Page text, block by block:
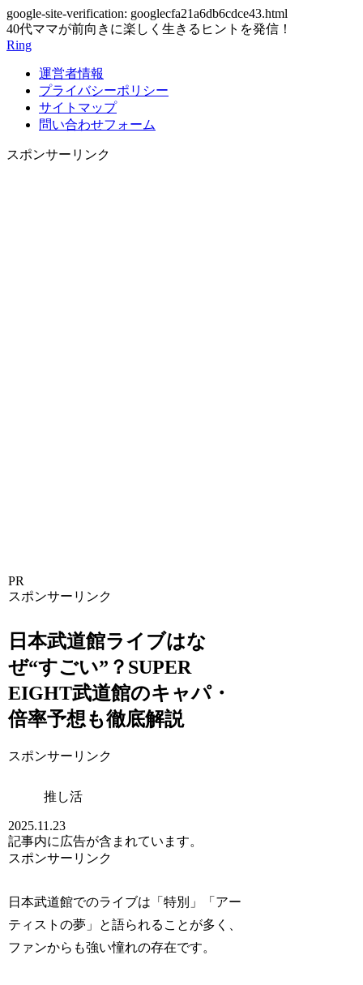
google-site-verification: googlecfa21a6db6cdce43.html
40代ママが前向きに楽しく生きるヒントを発信！
Ring
運営者情報
プライバシーポリシー
サイトマップ
問い合わせフォーム
スポンサーリンク
PR
スポンサーリンク
日本武道館ライブはな
ぜ“すごい”？SUPER
EIGHT武道館のキャパ・
倍率予想も徹底解説
スポンサーリンク
推し活
2025.11.23
記事内に広告が含まれています。
スポンサーリンク
日本武道館でのライブは「特別」「アー
ティストの夢」と語られることが多く、
ファンからも強い憧れの存在です。